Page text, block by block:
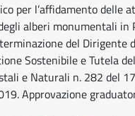
per l’affidamento delle
alberi monumentali in
del Dirigente
Sostenibile e Tutela
e Naturali n. 282 del 17
Approvazione